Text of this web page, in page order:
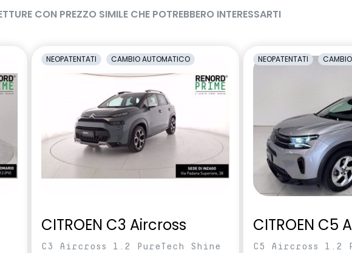
CON PREZZO SIMILE CHE POTREBBERO INTERESSARTI
NEOPATENTATI CAMBIO AUTOMATICO
CITROEN C3 Aircross
C3 Aircross 1.2 PureTech Shine
NEOPATENTATI
CITROEN C5
C5 Aircross 1.2